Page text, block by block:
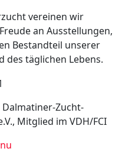
vereinen wir
an Ausstellungen,
Bestandteil unserer
des täglichen Lebens.
Zucht-
Mitglied im VDH/FCI